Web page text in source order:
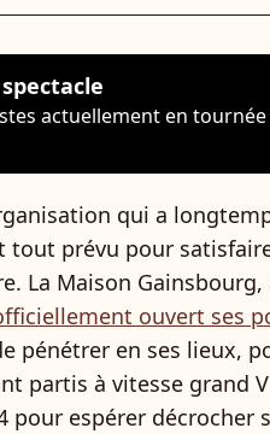
actuellement en
qui a
tout prévu pour
La Maison
ouvert ses
pénétrer en ses lieux,
partis à vitesse grand
espérer décrocher